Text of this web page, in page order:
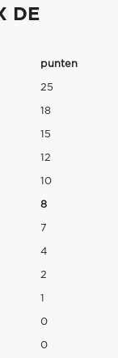
DE
punten
25
18
15
12
10
8
7
4
2
1
0
0